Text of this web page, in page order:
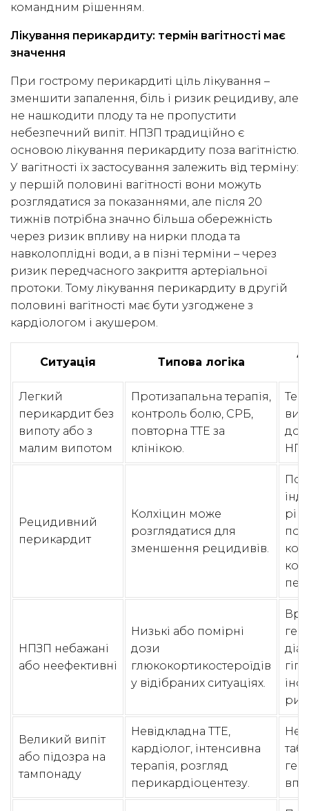
командним рішенням.
Лікування перикардиту: термін вагітності має
значення
При гострому перикардиті ціль лікування –
зменшити запалення, біль і ризик рецидиву, але
не нашкодити плоду та не пропустити
небезпечний випіт. НПЗП традиційно є
основою лікування перикардиту поза вагітністю.
У вагітності їх застосування залежить від терміну:
у першій половині вагітності вони можуть
розглядатися за показаннями, але після 20
тижнів потрібна значно більша обережність
через ризик впливу на нирки плода та
навколоплідні води, а в пізні терміни – через
ризик передчасного закриття артеріальної
протоки. Тому лікування перикардиту в другій
половині вагітності має бути узгоджене з
кардіологом і акушером.
Ситуація Типова логіка
Легкий
перикардит без
випоту або з
малим випотом
Протизапальна терапія,
контроль болю, СРБ,
повторна ТТЕ за
клінікою.
Рецидивний
перикардит
Колхіцин може
розглядатися для
зменшення рецидивів.
НПЗП небажані
або неефективні
Низькі або помірні
дози
глюкокортикостероїдів
у відібраних ситуаціях.
Великий випіт
або підозра на
тампонаду
Невідкладна ТТЕ,
кардіолог, інтенсивна
терапія, розгляд
перикардіоцентезу.
Не